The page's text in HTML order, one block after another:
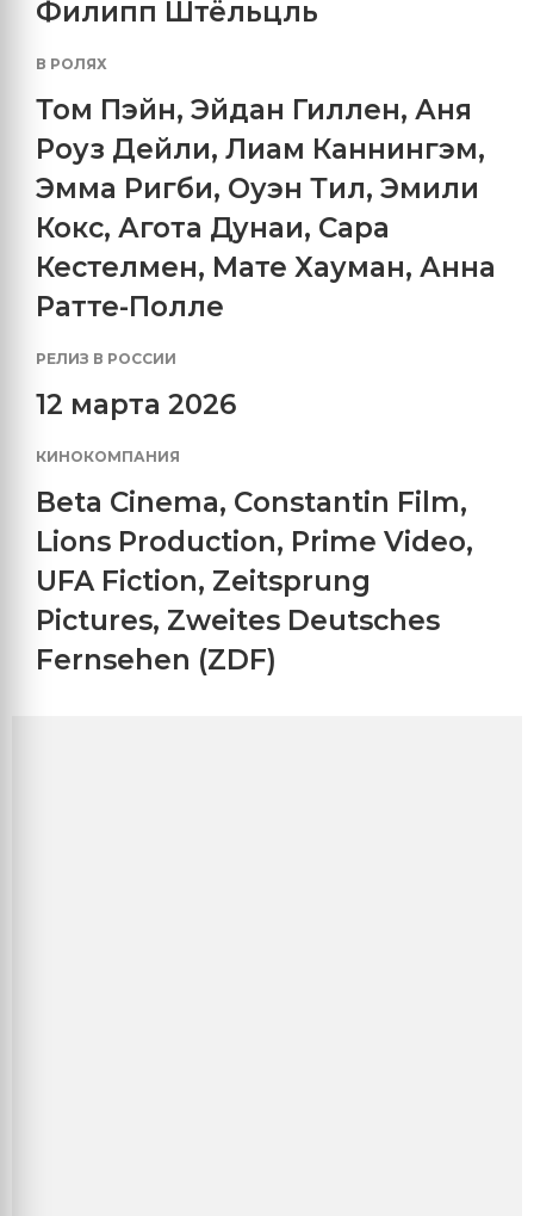
Филипп Штёльцль
В РОЛЯХ
Том Пэйн, Эйдан Гиллен, Аня
Роуз Дейли, Лиам Каннингэм,
Эмма Ригби, Оуэн Тил, Эмили
Кокс, Агота Дунаи, Сара
Кестелмен, Мате Хауман, Анна
Ратте-Полле
РЕЛИЗ В РОССИИ
12 марта 2026
КИНОКОМПАНИЯ
Beta Cinema, Constantin Film,
Lions Production, Prime Video,
UFA Fiction, Zeitsprung
Pictures, Zweites Deutsches
Fernsehen (ZDF)